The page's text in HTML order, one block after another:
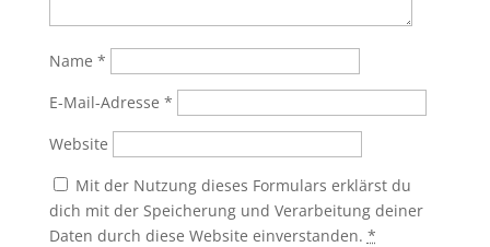
Name *
E-Mail-Adresse *
Website
Mit der Nutzung dieses Formulars erklärst du
dich mit der Speicherung und Verarbeitung deiner
Daten durch diese Website einverstanden. *